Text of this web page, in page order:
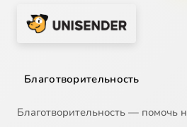
Благотворительность
Благотворительность — помочь